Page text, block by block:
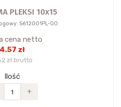
PLEKSI 10x15
5612001PL-00
cena netto
4.57 zł
zł brutto
Ilość
+